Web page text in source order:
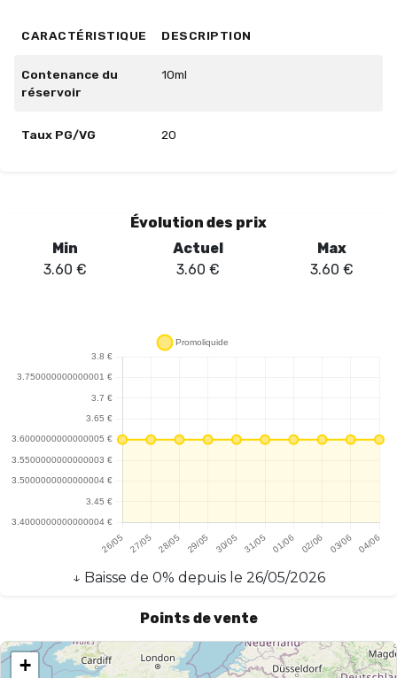
CARACTÉRISTIQUE DESCRIPTION
Contenance du
réservoir
10ml
Taux PG/VG 20
Évolution des prix
Min
3.60 €
Actuel
3.60 €
Max
3.60 €
↓ Baisse de 0% depuis le 26/05/2026
Points de vente
+